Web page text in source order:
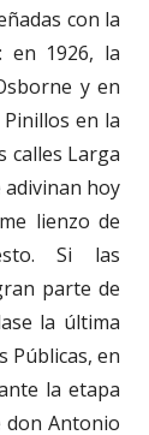
con la
en 1926, la
y en
en la
calles Larga
adivinan hoy
lienzo de
Si las
parte de
la última
Públicas, en
la etapa
don Antonio